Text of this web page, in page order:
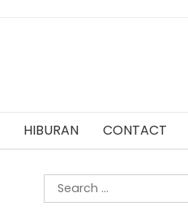
HIBURAN CONTACT
Search
for: